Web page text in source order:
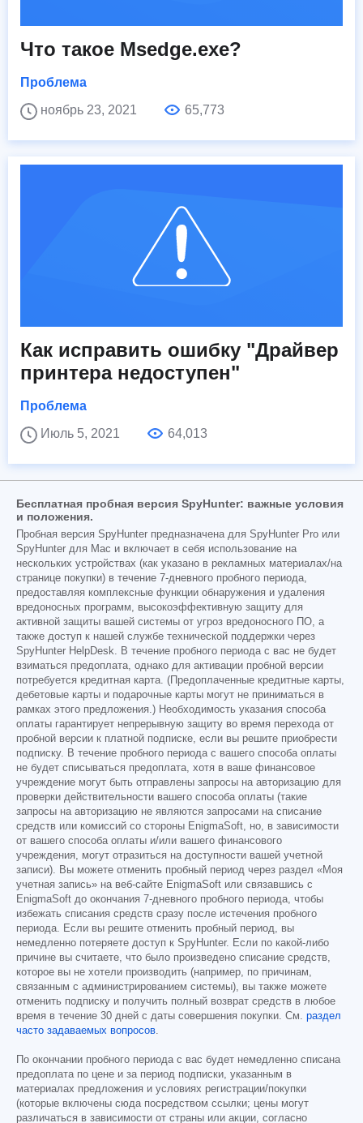
Что такое Msedge.exe?
Проблема
ноябрь 23, 2021
65,773
Как исправить ошибку "Драйвер
принтера недоступен"
Проблема
Июль 5, 2021
64,013
Бесплатная пробная версия SpyHunter: важные условия
и положения.
Пробная версия SpyHunter предназначена для SpyHunter Pro или
SpyHunter для Mac и включает в себя использование на
нескольких устройствах (как указано в рекламных материалах/на
странице покупки) в течение 7-дневного пробного периода,
предоставляя комплексные функции обнаружения и удаления
вредоносных программ, высокоэффективную защиту для
активной защиты вашей системы от угроз вредоносного ПО, а
также доступ к нашей службе технической поддержки через
SpyHunter HelpDesk. В течение пробного периода с вас не будет
взиматься предоплата, однако для активации пробной версии
потребуется кредитная карта. (Предоплаченные кредитные карты,
дебетовые карты и подарочные карты могут не приниматься в
рамках этого предложения.) Необходимость указания способа
оплаты гарантирует непрерывную защиту во время перехода от
пробной версии к платной подписке, если вы решите приобрести
подписку. В течение пробного периода с вашего способа оплаты
не будет списываться предоплата, хотя в ваше финансовое
учреждение могут быть отправлены запросы на авторизацию для
проверки действительности вашего способа оплаты (такие
запросы на авторизацию не являются запросами на списание
средств или комиссий со стороны EnigmaSoft, но, в зависимости
от вашего способа оплаты и/или вашего финансового
учреждения, могут отразиться на доступности вашей учетной
записи). Вы можете отменить пробный период через раздел «Моя
учетная запись» на веб-сайте EnigmaSoft или связавшись с
EnigmaSoft до окончания 7-дневного пробного периода, чтобы
избежать списания средств сразу после истечения пробного
периода. Если вы решите отменить пробный период, вы
немедленно потеряете доступ к SpyHunter. Если по какой-либо
причине вы считаете, что было произведено списание средств,
которое вы не хотели производить (например, по причинам,
связанным с администрированием системы), вы также можете
отменить подписку и получить полный возврат средств в любое
время в течение 30 дней с даты совершения покупки. См. раздел
часто задаваемых вопросов.
По окончании пробного периода с вас будет немедленно списана
предоплата по цене и за период подписки, указанным в
материалах предложения и условиях регистрации/покупки
(которые включены сюда посредством ссылки; цены могут
различаться в зависимости от страны или акции, согласно